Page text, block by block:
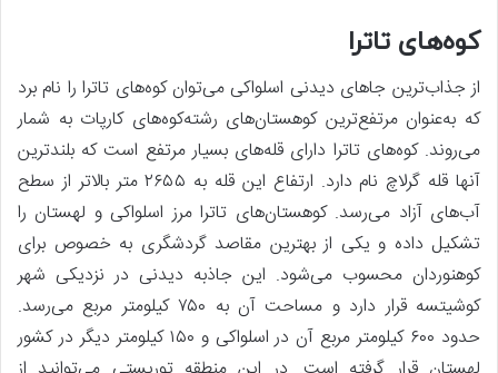
کوه‌های تاترا
از جذاب‌ترین جاهای دیدنی اسلواکی می‌توان کوه‌های تاترا را نام برد
که به‌عنوان مرتفع‌ترین کوهستان‌های رشته‌کوه‌های کارپات به شمار
می‌روند. کوه‌های تاترا دارای قله‌های بسیار مرتفع است که بلندترین
آنها قله گرلاچ نام دارد. ارتفاع این قله به ۲۶۵۵ متر بالاتر از سطح
آب‌های آزاد می‌رسد. کوهستان‌های تاترا مرز اسلواکی و لهستان را
تشکیل داده و یکی از بهترین مقاصد گردشگری به خصوص برای
کوهنوردان محسوب می‌شود. این جاذبه دیدنی در نزدیکی شهر
کوشیتسه قرار دارد و مساحت آن به ۷۵۰ کیلومتر مربع می‌رسد.
حدود ۶۰۰ کیلومتر مربع آن در اسلواکی و ۱۵۰ کیلومتر دیگر در کشور